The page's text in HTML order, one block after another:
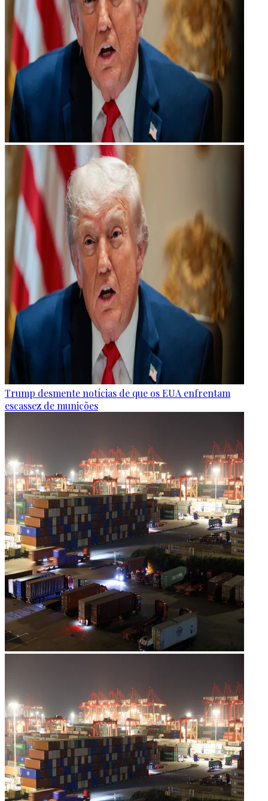
Trump desmente notícias de que os EUA enfrentam
escassez de munições